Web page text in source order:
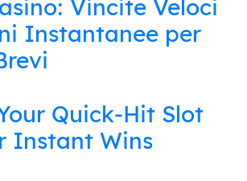
Vincite Veloci
Instantanee per
Quick‑Hit Slot
Instant Wins